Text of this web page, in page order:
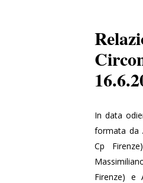
In data
formata da
Cp
Firenze) e